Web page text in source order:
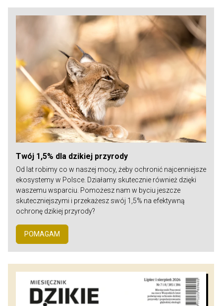
Twój 1,5% dla dzikiej przyrody
Od lat robimy co w naszej mocy, żeby ochronić najcenniejsze
ekosystemy w Polsce. Działamy skutecznie również dzięki
waszemu wsparciu. Pomożesz nam w byciu jeszcze
skuteczniejszymi i przekażesz swój 1,5% na efektywną
ochronę dzikiej przyrody?
POMAGAM